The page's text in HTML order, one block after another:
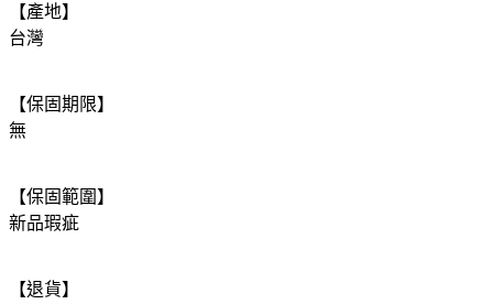
【產地】
台灣
【保固期限】
無
【保固範圍】
新品瑕疵
【退貨】